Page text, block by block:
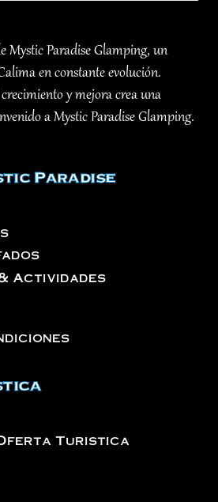
Mystic Paradise Glamping, un
en constante evolución.
y mejora crea una
a Mystic Paradise Glamping.
Paradise
Actividades
Turistica